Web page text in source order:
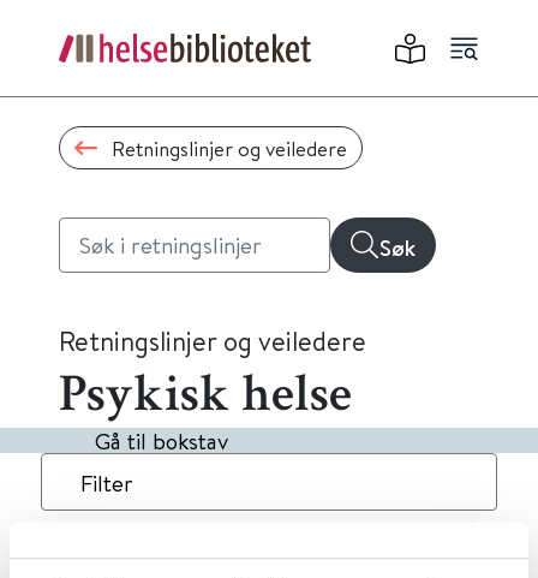
Retningslinjer og veiledere
Søk
Retningslinjer og veiledere
Psykisk helse
Gå til bokstav
Filter